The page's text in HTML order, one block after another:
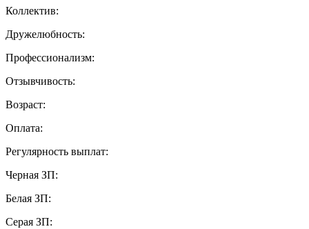
Коллектив:
Дружелюбность:
Профессионализм:
Отзывчивость:
Возраст:
Оплата:
Регулярность выплат:
Черная ЗП:
Белая ЗП:
Серая ЗП: